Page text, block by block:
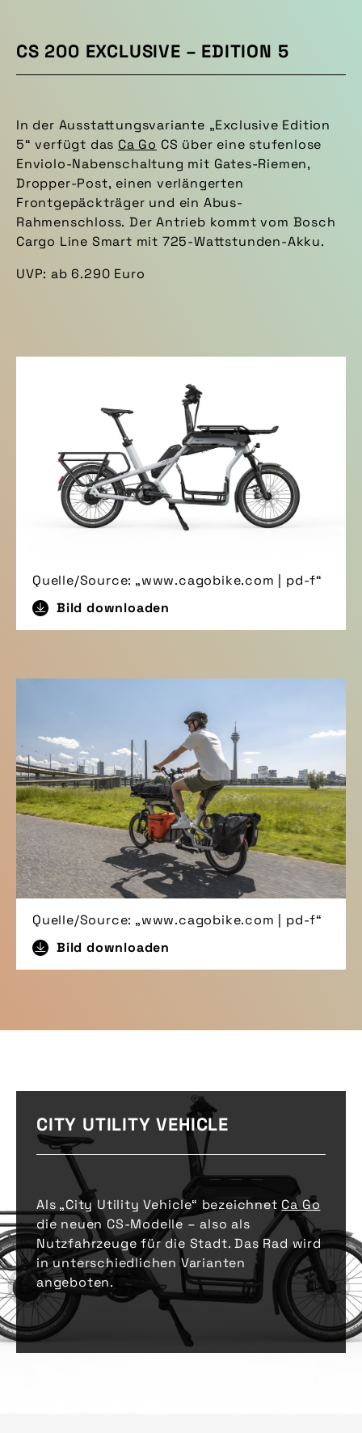
CS 200 EXCLUSIVE – EDITION 5
In der Ausstattungsvariante „Exclusive Edition
5“ verfügt das Ca Go CS über eine stufenlose
Enviolo-Nabenschaltung mit Gates-Riemen,
Dropper-Post, einen verlängerten
Frontgepäckträger und ein Abus-
Rahmenschloss. Der Antrieb kommt vom Bosch
Cargo Line Smart mit 725-Wattstunden-Akku.
UVP: ab 6.290 Euro
Quelle/Source: „www.cagobike.com | pd-f“
Bild downloaden
Quelle/Source: „www.cagobike.com | pd-f“
Bild downloaden
CITY UTILITY VEHICLE
Als „City Utility Vehicle“ bezeichnet Ca Go
die neuen CS-Modelle – also als
Nutzfahrzeuge für die Stadt. Das Rad wird
in unterschiedlichen Varianten
angeboten.